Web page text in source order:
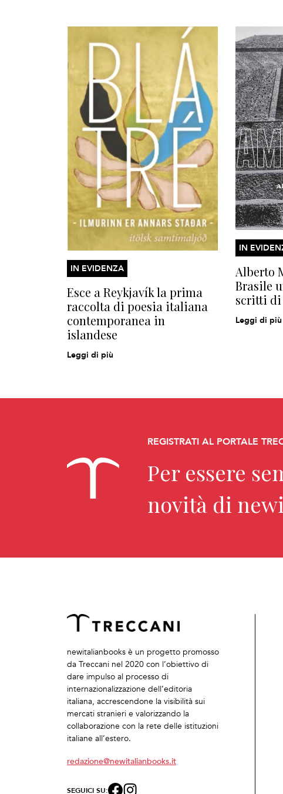
IN EVIDENZA
Esce a Reykjavík la prima
raccolta di poesia italiana
contemporanea in
islandese
Leggi di più
IN
Alberto
Brasile
scritti
Leggi di più
REGISTRATI AL PORTALE
Per essere
novità di
newitalianbooks è un progetto promosso
da Treccani nel 2020 con l’obiettivo di
dare impulso al processo di
internazionalizzazione dell’editoria
italiana, accrescendone la visibilità sui
mercati stranieri e valorizzando la
collaborazione con la rete delle istituzioni
italiane all’estero.
redazione@newitalianbooks.it
SEGUICI SU: